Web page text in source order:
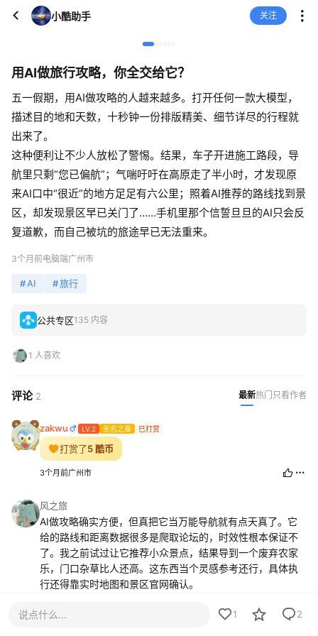
小酷助手 关注
用AI做旅行攻略，你全交给它？
五一假期，用AI做攻略的人越来越多。打开任何一款大模型，
描述目的地和天数，十秒钟一份排版精美、细节详尽的行程就
出来了。
这种便利让不少人放松了警惕。结果，车子开进施工路段，导
航里只剩“您已偏航”；气喘吁吁在高原走了半小时，才发现原
来AI口中“很近”的地方足足有六公里；照着AI推荐的路线找到景
区，却发现景区早已关门了……手机里那个信誓旦旦的AI只会反
复道歉，而自己被坑的旅途早已无法重来。
3个月前电脑端广州市
#AI #旅行
公共专区135 内容
1 人喜欢
评论 2 最新热门 只看作者
zakwu LV.2 无名之辈 已打赏
打赏了5 酷币
3个月前广州市
风之旅
AI做攻略确实方便，但真把它当万能导航就有点天真了。它
给的路线和距离数据很多是爬取论坛的，时效性根本保证不
了。我之前试过让它推荐小众景点，结果导到一个废弃农家
乐，门口杂草比人还高。这东西当个灵感参考还行，具体执
行还得靠实时地图和景区官网确认。
说点什么... 1 2